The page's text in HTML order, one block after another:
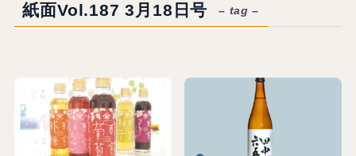
紙面Vol.187 3月18日号 – tag –